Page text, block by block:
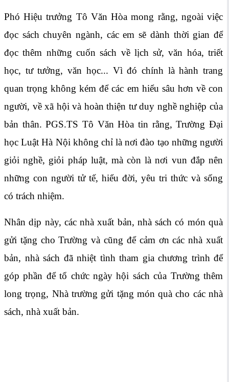
Phó Hiệu trưởng Tô Văn Hòa mong rằng, ngoài việc
đọc sách chuyên ngành, các em sẽ dành thời gian để
đọc thêm những cuốn sách về lịch sử, văn hóa, triết
học, tư tưởng, văn học... Vì đó chính là hành trang
quan trọng không kém để các em hiểu sâu hơn về con
người, về xã hội và hoàn thiện tư duy nghề nghiệp của
bản thân. PGS.TS Tô Văn Hòa tin rằng, Trường Đại
học Luật Hà Nội không chỉ là nơi đào tạo những người
giỏi nghề, giỏi pháp luật, mà còn là nơi vun đắp nên
những con người tử tế, hiểu đời, yêu tri thức và sống
có trách nhiệm.
Nhân dịp này, các nhà xuất bản, nhà sách có món quà
gửi tặng cho Trường và cũng để cảm ơn các nhà xuất
bản, nhà sách đã nhiệt tình tham gia chương trình để
góp phần để tổ chức ngày hội sách của Trường thêm
long trọng, Nhà trường gửi tặng món quà cho các nhà
sách, nhà xuất bản.